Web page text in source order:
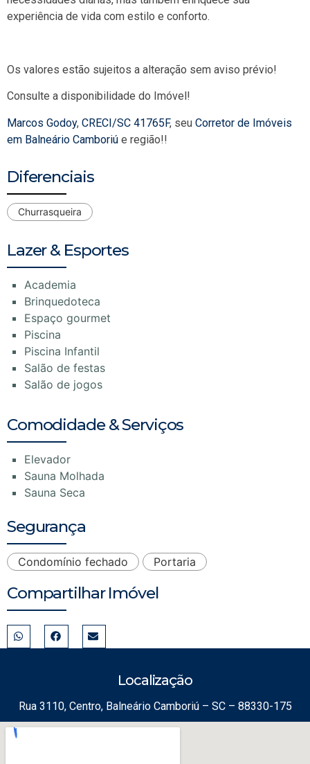
experiência de vida com estilo e conforto.
Os valores estão sujeitos a alteração sem aviso prévio!
Consulte a disponibilidade do Imóvel!
Marcos Godoy, CRECI/SC 41765F, seu Corretor de Imóveis
em Balneário Camboriú e região!!
Diferenciais
Churrasqueira
Lazer & Esportes
Academia
Brinquedoteca
Espaço gourmet
Piscina
Piscina Infantil
Salão de festas
Salão de jogos
Comodidade & Serviços
Elevador
Sauna Molhada
Sauna Seca
Segurança
Condomínio fechado Portaria
Compartilhar Imóvel
Localização
Rua 3110, Centro, Balneário Camboriú – SC – 88330-175